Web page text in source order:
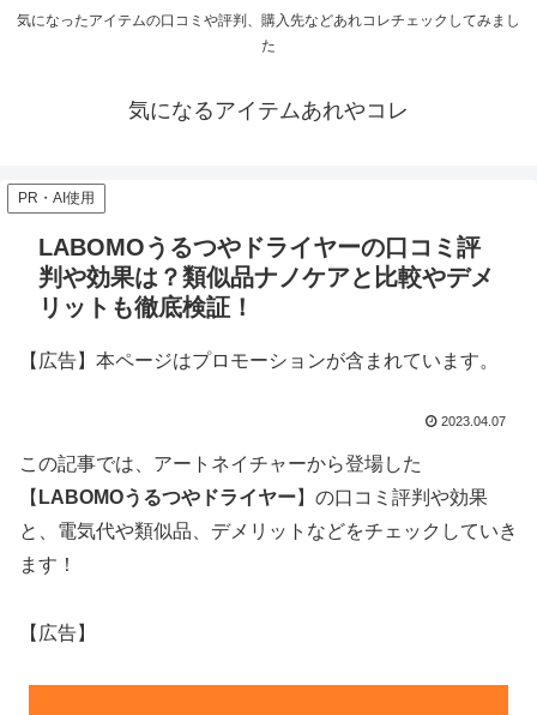
気になったアイテムの口コミや評判、購入先などあれコレチェックしてみまし
た
気になるアイテムあれやコレ
PR・AI使用
LABOMOうるつやドライヤーの口コミ評
判や効果は？類似品ナノケアと比較やデメ
リットも徹底検証！
【広告】本ページはプロモーションが含まれています。
2023.04.07
この記事では、アートネイチャーから登場した
【 LABOMOうるつやドライヤー】の口コミ評判や効果
と、電気代や類似品、デメリットなどをチェックしていき
ます！
【広告】